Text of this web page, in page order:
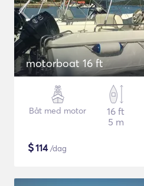
motorboat 16 ft
Båt med motor
16 ft
5 m
$114/dag